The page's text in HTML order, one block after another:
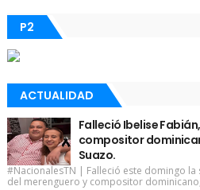
P2
ACTUALIDAD
Falleció Ibelise
compositor
Suazo.
#NacionalesTN | Falleció este domingo la
del merenguero y compositor dominicano,